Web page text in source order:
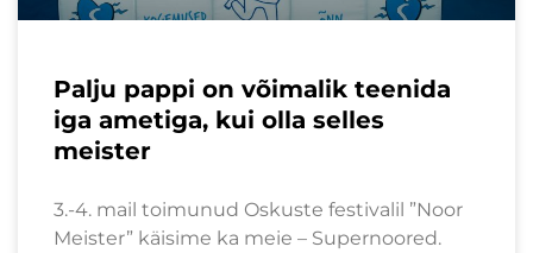
Palju pappi on võimalik teenida
iga ametiga, kui olla selles
meister
3.-4. mail toimunud Oskuste festivalil ”Noor
Meister” käisime ka meie – Supernoored.